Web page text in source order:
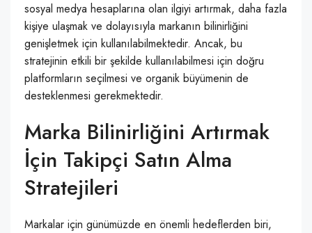
sosyal medya hesaplarına olan ilgiyi artırmak, daha fazla
kişiye ulaşmak ve dolayısıyla markanın bilinirliğini
genişletmek için kullanılabilmektedir. Ancak, bu
stratejinin etkili bir şekilde kullanılabilmesi için doğru
platformların seçilmesi ve organik büyümenin de
desteklenmesi gerekmektedir.
Marka Bilinirliğini Artırmak
İçin Takipçi Satın Alma
Stratejileri
Markalar için günümüzde en önemli hedeflerden biri,